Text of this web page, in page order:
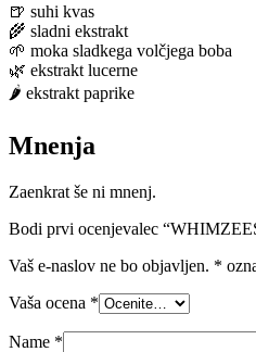
🍺 suhi kvas
🌾 sladni ekstrakt
🌱 moka sladkega volčjega boba
🌿 ekstrakt lucerne
🌶️ ekstrakt paprike
Mnenja
Zaenkrat še ni mnenj.
Bodi prvi ocenjevalec
Vaš e-naslov ne bo objavljen. *
Vaša ocena *
Name *